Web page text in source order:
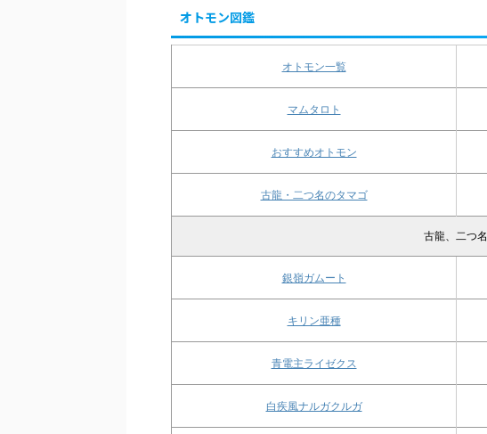
オトモン図鑑
オトモン一覧
マムタロト
おすすめオトモン
古龍・二つ名のタマゴ
古龍、二つ名
銀嶺ガムート
キリン亜種
青電主ライゼクス
白疾風ナルガクルガ